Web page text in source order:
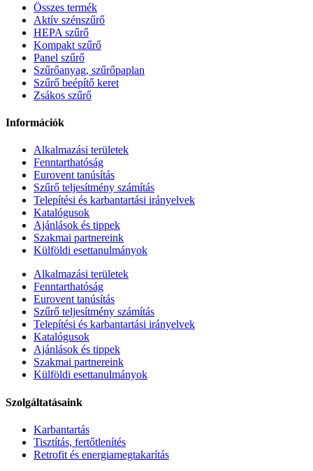
Összes termék
Aktív szénszűrő
HEPA szűrő
Kompakt szűrő
Panel szűrő
Szűrőanyag, szűrőpaplan
Szűrő beépítő keret
Zsákos szűrő
Információk
Alkalmazási területek
Fenntarthatóság
Eurovent tanúsítás
Szűrő teljesítmény számítás
Telepítési és karbantartási irányelvek
Katalógusok
Ajánlások és tippek
Szakmai partnereink
Külföldi esettanulmányok
Alkalmazási területek
Fenntarthatóság
Eurovent tanúsítás
Szűrő teljesítmény számítás
Telepítési és karbantartási irányelvek
Katalógusok
Ajánlások és tippek
Szakmai partnereink
Külföldi esettanulmányok
Szolgáltatásaink
Karbantartás
Tisztítás, fertőtlenítés
Retrofit és energiamegtakarítás